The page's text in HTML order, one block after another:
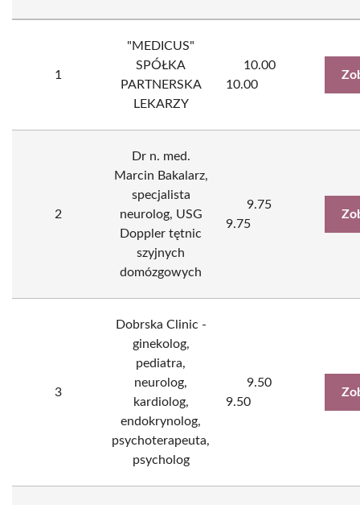
1
"MEDICUS"
SPÓŁKA
PARTNERSKA
LEKARZY
10.00
10.00
2
Dr n. med.
Marcin Bakalarz,
specjalista
neurolog, USG
Doppler tętnic
szyjnych
domózgowych
9.75
9.75
3
Dobrska Clinic -
ginekolog,
pediatra,
neurolog,
kardiolog,
endokrynolog,
psychoterapeuta,
psycholog
9.50
9.50